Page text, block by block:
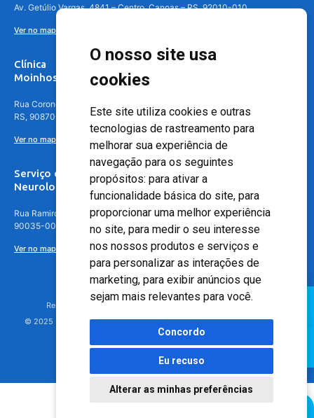
O nosso site usa
cookies
Este site utiliza cookies e outras
tecnologias de rastreamento para
melhorar sua experiência de
navegação para os seguintes
propósitos: para ativar a
funcionalidade básica do site, para
proporcionar uma melhor experiência
no site, para medir o seu interesse
nos nossos produtos e serviços e
para personalizar as interações de
marketing, para exibir anúncios que
sejam mais relevantes para você.
Concordo
Eu recuso
Alterar as minhas preferências
Av. Getúlio Vargas, 4841 – Centro, Canoas – RS, 92010-010
Ver no mapa
Clínica
Moinhos de Vento - Teresópolis
Rua Coronel Aparício Borges, 250 - 3º andar - Teresópolis, Porto Alegre -
RS, 90870-016
Ver no mapa
Serviço de
Neurologia
Rua Ramiro Barcelos, 630 – 5º andar – Floresta, Porto Alegre – RS,
90035-001
Ver no mapa
Responsável Técnico: Dr. Luiz Antonio Nasi - CREMERS 11217
© 2025 - Hospital Moinhos de Vento - Registro Empresa (CRM-RS): 425